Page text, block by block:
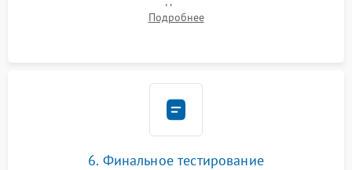
и устранения размытия. Надежное подключение всех
шлейфов, установка датчиков и закрытие корпуса
Подробнее
6. Финальное тестирование